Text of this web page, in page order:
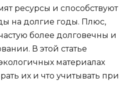
ресурсы и способствуют
на долгие годы. Плюс,
более долговечны и
В этой статье
материалах
их и что учитывать при